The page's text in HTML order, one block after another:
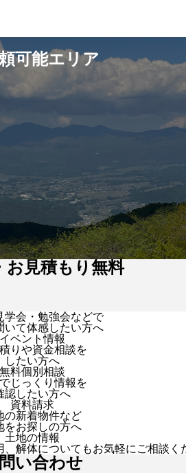
可能エリア
お見積もり無料
学会・勉強会などで
いて体感したい方へ
イベント情報
りや資金相談を
したい方へ
無料個別相談
じっくり情報を
認したい方へ
資料請求
の新着物件など
をお探しの方へ
土地の情報
解体についてもお気軽にご相談く
い合わせ